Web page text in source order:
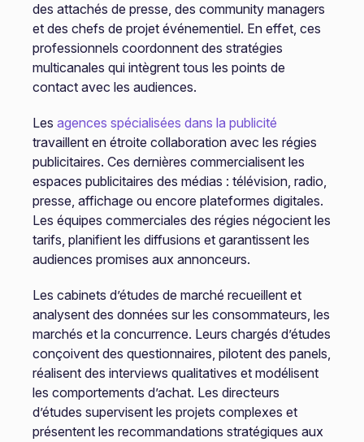
des attachés de presse, des community managers
et des chefs de projet événementiel. En effet, ces
professionnels coordonnent des stratégies
multicanales qui intègrent tous les points de
contact avec les audiences.
Les agences spécialisées dans la publicité
travaillent en étroite collaboration avec les régies
publicitaires. Ces dernières commercialisent les
espaces publicitaires des médias : télévision, radio,
presse, affichage ou encore plateformes digitales.
Les équipes commerciales des régies négocient les
tarifs, planifient les diffusions et garantissent les
audiences promises aux annonceurs.
Les cabinets d’études de marché recueillent et
analysent des données sur les consommateurs, les
marchés et la concurrence. Leurs chargés d’études
conçoivent des questionnaires, pilotent des panels,
réalisent des interviews qualitatives et modélisent
les comportements d’achat. Les directeurs
d’études supervisent les projets complexes et
présentent les recommandations stratégiques aux